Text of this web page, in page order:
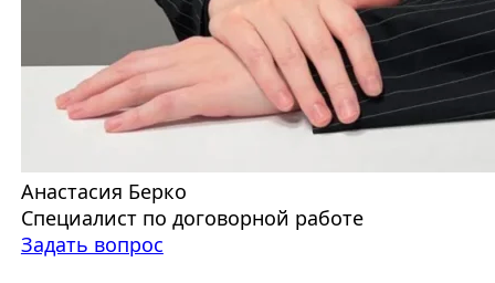
Анастасия Берко
Специалист по договорной работе
Задать вопрос